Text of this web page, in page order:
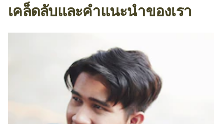
เคล็ดลับและคำแนะนำของเรา